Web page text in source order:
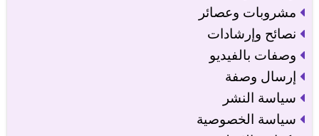
مشروبات وعصائر
نصائح وإرشادات
وصفات بالفيديو
إرسال وصفة
سياسة النشر
سياسة الخصوصية